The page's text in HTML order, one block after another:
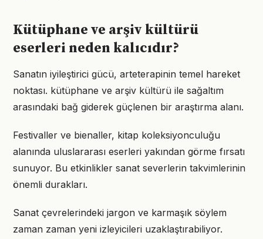
Kütüphane ve arşiv kültürü
eserleri neden kalıcıdır?
Sanatın iyileştirici gücü, arteterapinin temel hareket
noktası. kütüphane ve arşiv kültürü ile sağaltım
arasındaki bağ giderek güçlenen bir araştırma alanı.
Festivaller ve bienaller, kitap koleksiyonculuğu
alanında uluslararası eserleri yakından görme fırsatı
sunuyor. Bu etkinlikler sanat severlerin takvimlerinin
önemli durakları.
Sanat çevrelerindeki jargon ve karmaşık söylem
zaman zaman yeni izleyicileri uzaklaştırabiliyor.